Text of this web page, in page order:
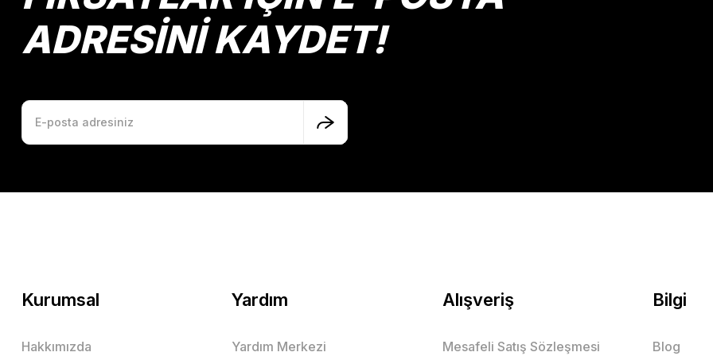
ADRESİNİ KAYDET!
Kurumsal
Hakkımızda
Yardım
Yardım Merkezi
Alışveriş
Mesafeli Satış Sözleşmesi
Bilgi
Blog